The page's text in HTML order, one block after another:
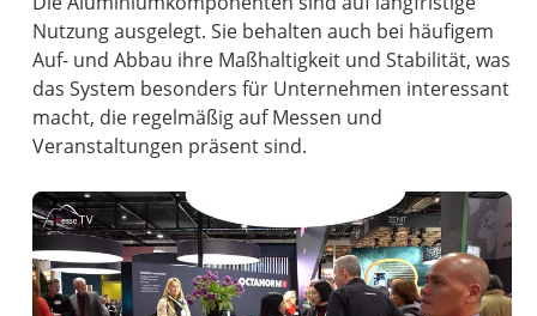
Nutzung ausgelegt. Sie behalten auch bei häufigem
Auf- und Abbau ihre Maßhaltigkeit und Stabilität, was
das System besonders für Unternehmen interessant
macht, die regelmäßig auf Messen und
Veranstaltungen präsent sind.